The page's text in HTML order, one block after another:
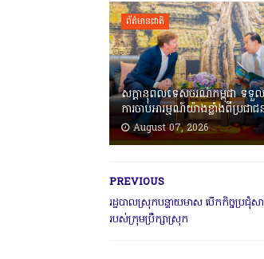
ព័ត៌មានជាតិ
សក្តានុពលទេសចរណ៍កម្ពុជា ទទួ
ការចាប់អារម្មណ៍យ៉ាងខ្លាំងពីប្រជា
August 07, 2026
PREVIOUS
រដ្ឋបាលស្រុកបន្ទាយមាស បើកកិច្ចប្រ
របស់ក្រុមប្រឹក្សាស្រុក